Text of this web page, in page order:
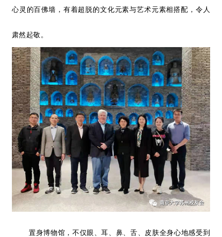
心灵的百佛墙，有着超脱的文化元素与艺术元素相搭配，令人
肃然起敬。
置身博物馆，不仅眼、耳、鼻、舌、皮肤全身心地感受到